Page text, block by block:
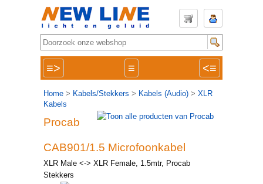
≡> ≡ <≡
Home > Kabels/Stekkers > Kabels (Audio) > XLR
Kabels
Procab
CAB901/1.5 Microfoonkabel
XLR Male <-> XLR Female, 1.5mtr, Procab
Stekkers